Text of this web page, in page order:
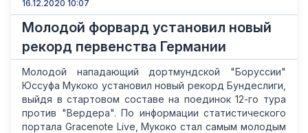
16.12.2020 10:07
Молодой форвард установил новый
рекорд первенства Германии
Молодой нападающий дортмундской "Боруссии"
Юссуфа Мукоко установил новый рекорд Бундеслиги,
выйдя в стартовом составе на поединок 12-го тура
против "Вердера". По информации статистического
портала Gracenote Live, Мукоко стал самым молодым